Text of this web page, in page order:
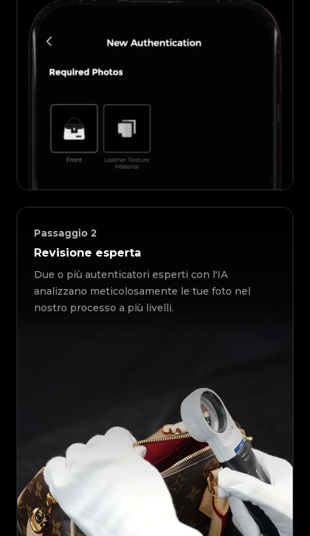
Passaggio 2
Revisione esperta
Due o più autenticatori esperti con l'IA
analizzano meticolosamente le tue foto nel
nostro processo a più livelli.